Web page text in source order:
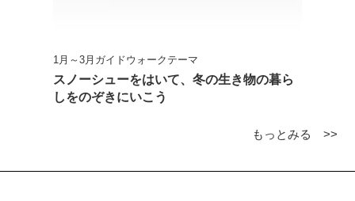
1月～3月ガイドウォークテーマ
スノーシューをはいて、冬の生き物の暮ら
しをのぞきにいこう
もっとみる >>